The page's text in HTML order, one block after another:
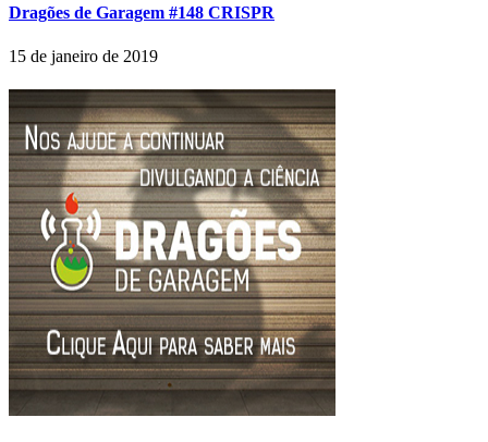
Dragões de Garagem #148 CRISPR
15 de janeiro de 2019